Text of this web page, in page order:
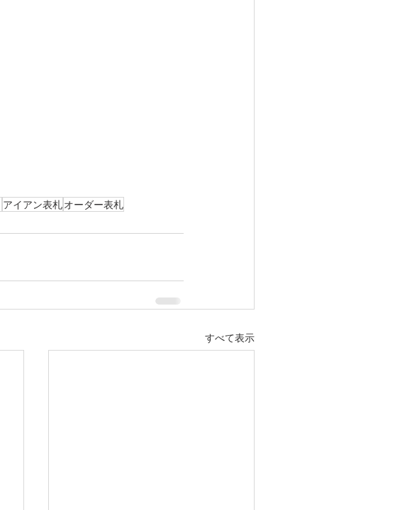
アイアン表札オーダー表札
すべて表示